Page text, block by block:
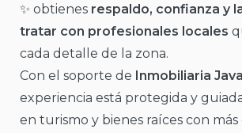
✨ obtienes respaldo, confianza y
tratar con profesionales locales
cada detalle de la zona.
Con el soporte de Inmobiliaria Java
experiencia está protegida y
en turismo y bienes raíces con